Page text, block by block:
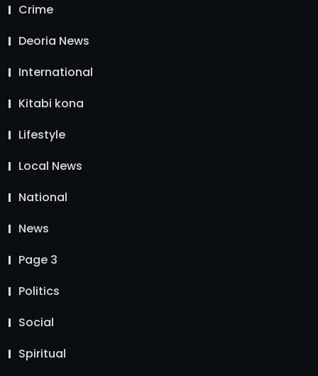
Crime
Deoria News
International
Kitabi kona
Lifestyle
Local News
National
News
Page 3
Politics
Social
Spiritual